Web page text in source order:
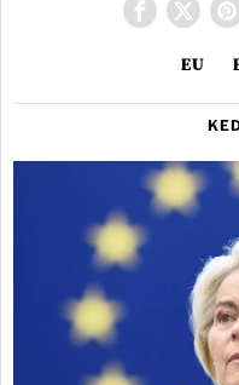
EU